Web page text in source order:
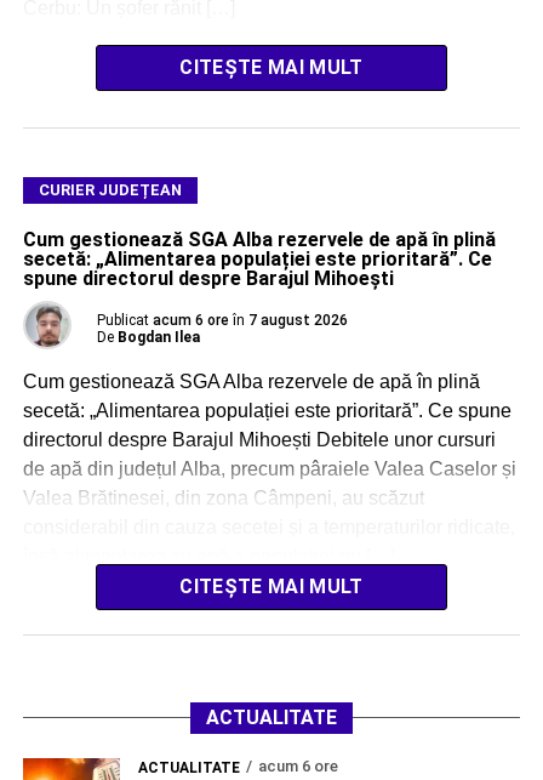
CITEȘTE MAI MULT
CURIER JUDEȚEAN
Cum gestionează SGA Alba rezervele de apă în plină
secetă: „Alimentarea populației este prioritară”. Ce
spune directorul despre Barajul Mihoești
Publicat acum 6 ore în 7 august 2026
De Bogdan Ilea
Cum gestionează SGA Alba rezervele de apă în plină
secetă: „Alimentarea populației este prioritară”. Ce spune
directorul despre Barajul Mihoești Debitele unor cursuri
de apă din județul Alba, precum pâraiele Valea Caselor și
Valea Brătinesei, din zona Câmpeni, au scăzut
CITEȘTE MAI MULT
ACTUALITATE
ACTUALITATE acum 6 ore